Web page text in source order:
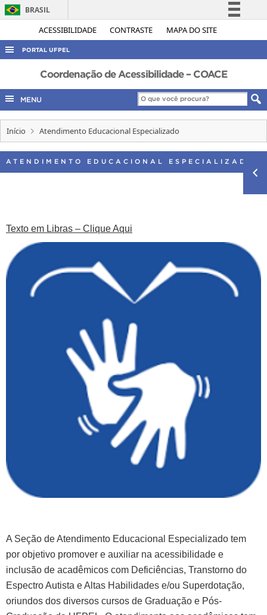
ACESSIBILIDADE CONTRASTE MAPA DO SITE
BRASIL
Simplifique!
Legislação
Canais
PORTAL UFPEL
ACESSO À INFORMAÇÃO
AUDITORIA
COBALTO
CONCURSOS
EDITAIS
INTERNACIONAL
TELEFONES
Coordenação de Acessibilidade – COACE
MENU
Início Atendimento Educacional Especializado
ATENDIMENTO EDUCACIONAL ESPECIALIZADO
Texto em Libras – Clique Aqui
A Seção de Atendimento Educacional Especializado tem
por objetivo promover e auxiliar na acessibilidade e
inclusão de acadêmicos com Deficiências, Transtorno do
Espectro Autista e Altas Habilidades e/ou Superdotação,
oriundos dos diversos cursos de Graduação e Pós-